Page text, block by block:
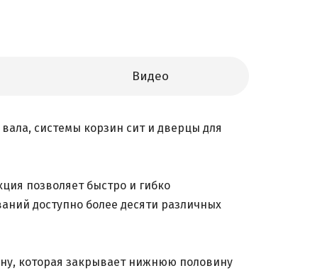
Видео
системы корзин сит и дверцы для
позволяет быстро и гибко
доступно более десяти различных
которая закрывает нижнюю половину